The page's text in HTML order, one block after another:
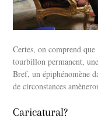
Certes, on comprend
tourbillon permanent,
Bref, un épiphénomène
de circonstances
Caricatural?